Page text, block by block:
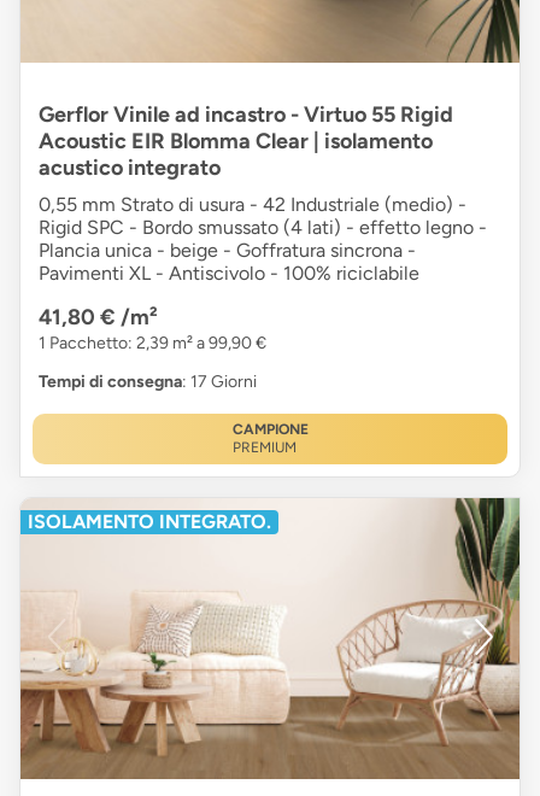
Gerflor Vinile ad incastro - Virtuo 55 Rigid
Acoustic EIR Blomma Clear | isolamento
acustico integrato
0,55 mm Strato di usura - 42 Industriale (medio) -
Rigid SPC - Bordo smussato (4 lati) - effetto legno -
Plancia unica - beige - Goffratura sincrona -
Pavimenti XL - Antiscivolo - 100% riciclabile
41,80 € /m²
1 Pacchetto: 2,39 m² a 99,90 €
Tempi di consegna: 17 Giorni
CAMPIONE
PREMIUM
ISOLAMENTO INTEGRATO.